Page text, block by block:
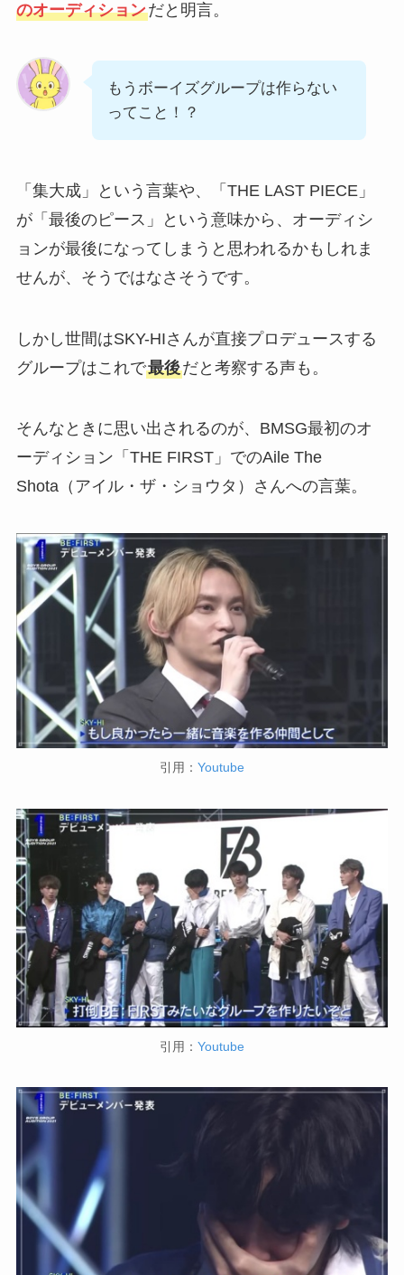
のオーディションだと明言。
もうボーイズグループは作らない
ってこと！？
「集大成」という言葉や、「THE LAST PIECE」
が「最後のピース」という意味から、オーディシ
ョンが最後になってしまうと思われるかもしれま
せんが、そうではなさそうです。
しかし世間はSKY-HIさんが直接プロデュースする
グループはこれで最後だと考察する声も。
そんなときに思い出されるのが、BMSG最初のオ
ーディション「THE FIRST」でのAile The
Shota（アイル・ザ・ショウタ）さんへの言葉。
引用： Youtube
引用： Youtube